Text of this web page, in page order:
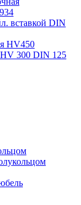
вставкой DIN
HV450
300 DIN 125